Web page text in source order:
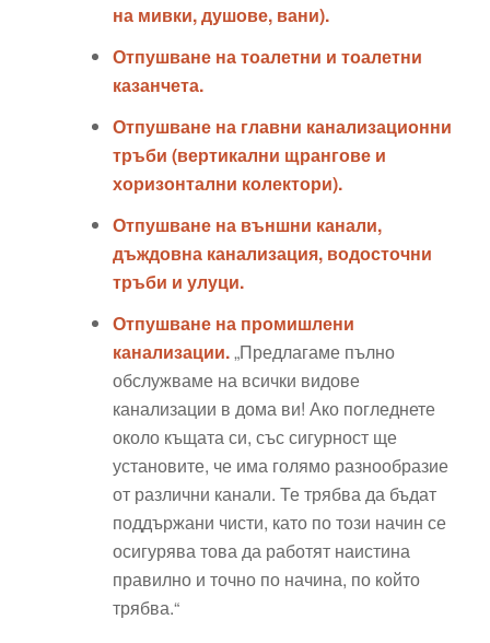
на мивки, душове, вани).
Отпушване на тоалетни и тоалетни
казанчета.
Отпушване на главни канализационни
тръби (вертикални щрангове и
хоризонтални колектори).
Отпушване на външни канали,
дъждовна канализация, водосточни
тръби и улуци.
Отпушване на промишлени
канализации.„Предлагаме пълно
обслужваме на всички видове
канализации в дома ви! Ако погледнете
около къщата си, със сигурност ще
установите, че има голямо разнообразие
от различни канали. Те трябва да бъдат
поддържани чисти, като по този начин се
осигурява това да работят наистина
правилно и точно по начина, по който
трябва.“